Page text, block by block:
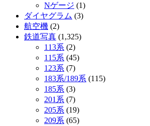
Nゲージ (1)
ダイヤグラム (3)
航空機 (2)
鉄道写真 (1,325)
113系 (2)
115系 (45)
123系 (7)
183系/189系 (115)
185系 (3)
201系 (7)
205系 (19)
209系 (65)